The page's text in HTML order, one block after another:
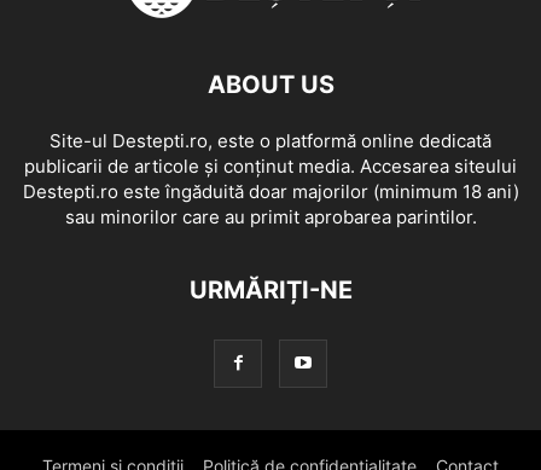
ABOUT US
Site-ul Destepti.ro, este o platformă online dedicată
publicarii de articole și conținut media. Accesarea siteului
Destepti.ro este îngăduită doar majorilor (minimum 18 ani)
sau minorilor care au primit aprobarea parintilor.
URMĂRIȚI-NE
Termeni si conditii Politică de confidențialitate Contact